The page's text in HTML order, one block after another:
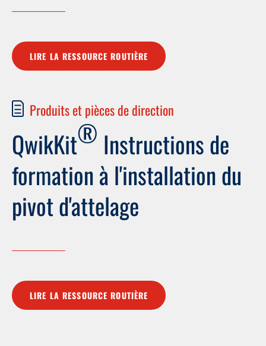
LIRE LA RESSOURCE ROUTIÈRE
Produits et pièces de direction
QwikKit® Instructions de
formation à l'installation du
pivot d'attelage
LIRE LA RESSOURCE ROUTIÈRE